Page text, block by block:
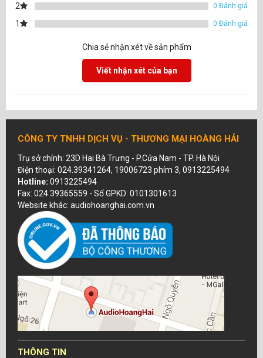
2 0 Đánh giá
1 0 Đánh giá
Chia sẻ nhận xét về sản phẩm
Viết nhận xét của bạn
CÔNG TY TNHH DỊCH VỤ - THƯƠNG MẠI HOÀNG HẢI
Trụ sở chính: 23D Hai Bà Trưng - P.Cửa Nam - TP. Hà Nội
Điện thoại: 024.39341264, 19006723 phím 3, 0913225494
Hotline: 0913225494
Fax: 024.39365559 - Số GPKD: 0101301613
Website khác: audiohoanghai.com.vn
THÔNG TIN